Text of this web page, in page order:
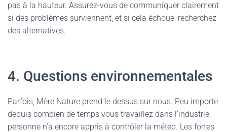
pas à la hauteur. Assurez-vous de communiquer clairement
si des problèmes surviennent, et si cela échoue, recherchez
des alternatives.
4. Questions environnementales
Parfois, Mère Nature prend le dessus sur nous. Peu importe
depuis combien de temps vous travaillez dans l’industrie,
personne n’a encore appris à contrôler la météo. Les fortes